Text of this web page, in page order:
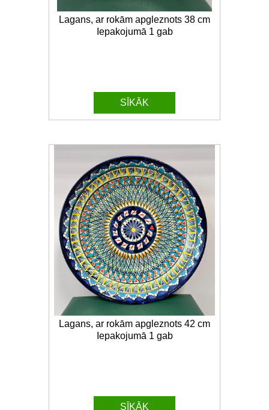
Lagans, ar rokām apgleznots 38 cm
Iepakojumā 1 gab
SĪKĀK
Lagans, ar rokām apgleznots 42 cm
Iepakojumā 1 gab
SĪKĀK